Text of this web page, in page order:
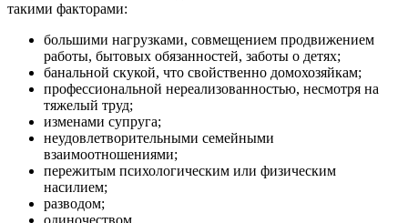
такими факторами:
большими нагрузками, совмещением продвижением
работы, бытовых обязанностей, заботы о детях;
банальной скукой, что свойственно домохозяйкам;
профессиональной нереализованностью, несмотря на
тяжелый труд;
изменами супруга;
неудовлетворительными семейными
взаимоотношениями;
пережитым психологическим или физическим
насилием;
разводом;
одиночеством.